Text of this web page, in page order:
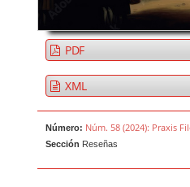
PDF
XML
Número: Núm. 58 (2024): Praxis
Sección Reseñas